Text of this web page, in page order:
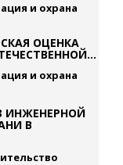
и охрана
ОЦЕНКА
и охрана
ИНЖЕНЕРНОЙ
В